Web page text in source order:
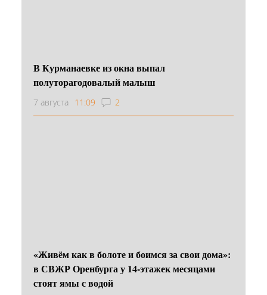
В Курманаевке из окна выпал
полуторагодовалый малыш
7 августа 11:09 2
«Живём как в болоте и боимся за свои дома»:
в СВЖР Оренбурга у 14-этажек месяцами
стоят ямы с водой